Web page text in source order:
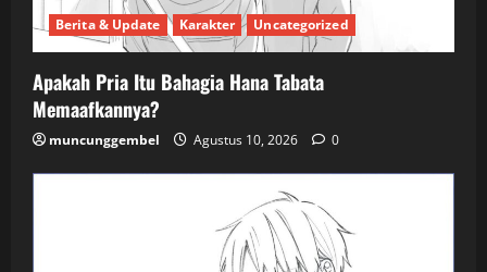
Berita & Update Karakter Uncategorized
Apakah Pria Itu Bahagia Hana Tabata
Memaafkannya?
muncunggembel Agustus 10, 2026 0